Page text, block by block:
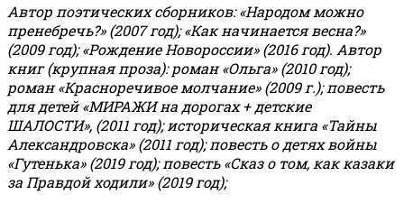
Автор поэтических сборников: «Народом можно
пренебречь?» (2007 год); «Как начинается весна?»
(2009 год); «Рождение Новороссии» (2016 год). Автор
книг (крупная проза): роман «Ольга» (2010 год);
роман «Красноречивое молчание» (2009 г.); повесть
для детей «МИРАЖИ на дорогах + детские
ШАЛОСТИ», (2011 год); историческая книга «Тайны
Александровска» (2011 год); повесть о детях войны
«Гутенька» (2019 год); повесть «Сказ о том, как казаки
за Правдой ходили» (2019 год);